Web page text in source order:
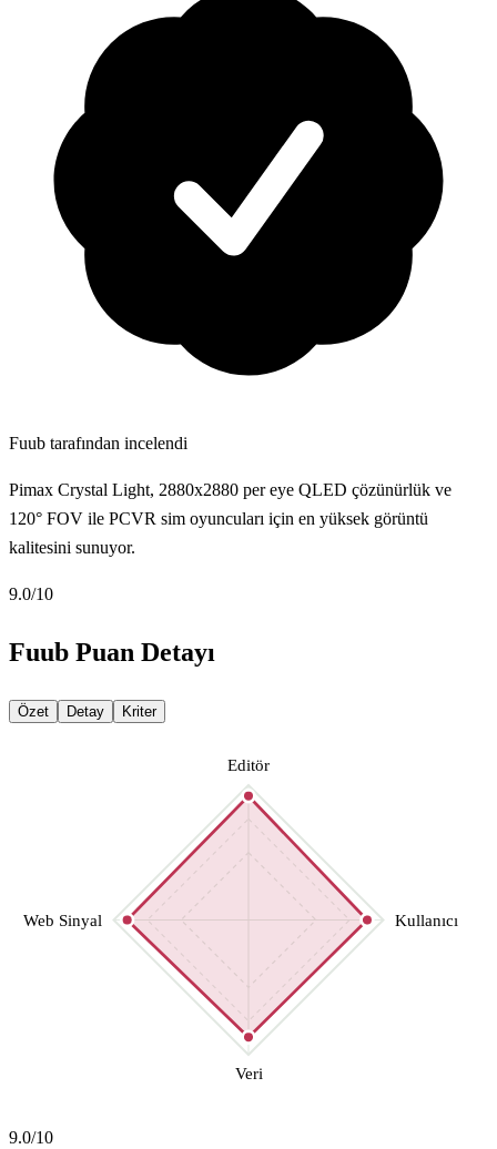
Fuub tarafından incelendi
Pimax Crystal Light, 2880x2880 per eye QLED çözünürlük ve
120° FOV ile PCVR sim oyuncuları için en yüksek görüntü
kalitesini sunuyor.
9.0/10
Fuub Puan Detayı
Özet Detay Kriter
Editör
Kullanıcı
Veri
Web Sinyal
9.0/10